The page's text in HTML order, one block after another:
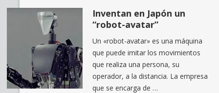
Inventan en Japón un
“robot-avatar”
Un «robot-avatar» es una máquina
que puede imitar los movimientos
que realiza una persona, su
operador, a la distancia. La empresa
que se encarga de …